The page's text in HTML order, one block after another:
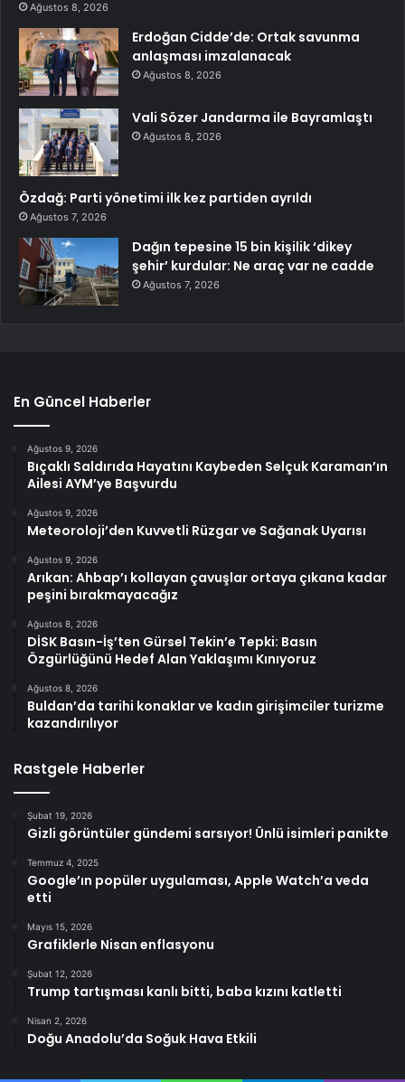
Ağustos 8, 2026
Erdoğan Cidde’de: Ortak savunma
anlaşması imzalanacak
Ağustos 8, 2026
Vali Sözer Jandarma ile Bayramlaştı
Ağustos 8, 2026
Özdağ: Parti yönetimi ilk kez partiden ayrıldı
Ağustos 7, 2026
Dağın tepesine 15 bin kişilik ‘dikey
şehir’ kurdular: Ne araç var ne cadde
Ağustos 7, 2026
En Güncel Haberler
Ağustos 9, 2026
Bıçaklı Saldırıda Hayatını Kaybeden Selçuk Karaman’ın
Ailesi AYM’ye Başvurdu
Ağustos 9, 2026
Meteoroloji’den Kuvvetli Rüzgar ve Sağanak Uyarısı
Ağustos 9, 2026
Arıkan: Ahbap’ı kollayan çavuşlar ortaya çıkana kadar
peşini bırakmayacağız
Ağustos 8, 2026
DİSK Basın-İş’ten Gürsel Tekin’e Tepki: Basın
Özgürlüğünü Hedef Alan Yaklaşımı Kınıyoruz
Ağustos 8, 2026
Buldan’da tarihi konaklar ve kadın girişimciler turizme
kazandırılıyor
Rastgele Haberler
Şubat 19, 2026
Gizli görüntüler gündemi sarsıyor! Ünlü isimleri panikte
Temmuz 4, 2025
Google’ın popüler uygulaması, Apple Watch’a veda
etti
Mayıs 15, 2026
Grafiklerle Nisan enflasyonu
Şubat 12, 2026
Trump tartışması kanlı bitti, baba kızını katletti
Nisan 2, 2026
Doğu Anadolu’da Soğuk Hava Etkili